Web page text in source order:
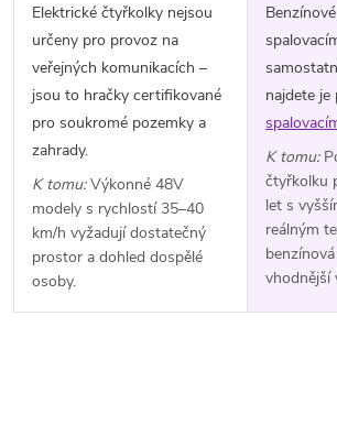
Elektrické čtyřkolky nejsou
určeny pro provoz na
veřejných komunikacích –
jsou to hračky certifikované
pro soukromé pozemky a
zahrady.
K tomu:Výkonné 48V
modely s rychlostí 35–40
km/h vyžadují dostatečný
prostor a dohled dospělé
osoby.
najdete je
K tomu:
čtyřkolku
let s
reálným
vhodnější